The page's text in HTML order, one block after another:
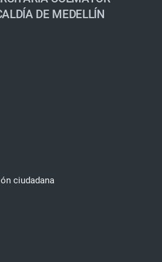
DE MEDELLÍN
ciudadana